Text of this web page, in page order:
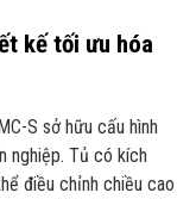
kế tối ưu hóa
S sở hữu cấu hình
nghiệp. Tủ có kích
điều chỉnh chiều cao